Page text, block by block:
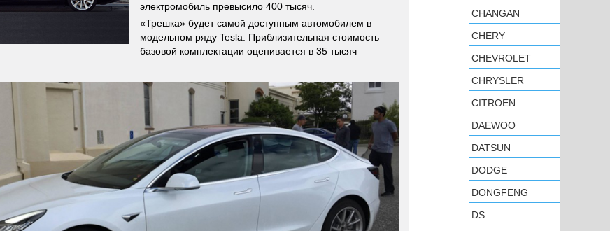
электромобиль превысило 400 тысяч.
«Трешка» будет самой доступным автомобилем в
модельном ряду Tesla. Приблизительная стоимость
базовой комплектации оценивается в 35 тысяч
CHANGAN
CHERY
CHEVROLET
CHRYSLER
CITROEN
DAEWOO
DATSUN
DODGE
DONGFENG
DS